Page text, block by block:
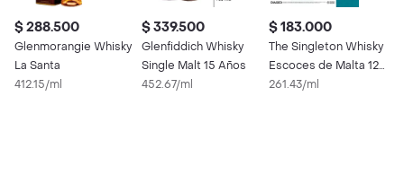
$ 288.500
Glenmorangie Whisky
La Santa
412.15/ml
$ 339.500
Glenfiddich Whisky
Single Malt 15 Años
452.67/ml
$ 183.000
The Singleton Whisky
Escoces de Malta 12
Años
261.43/ml